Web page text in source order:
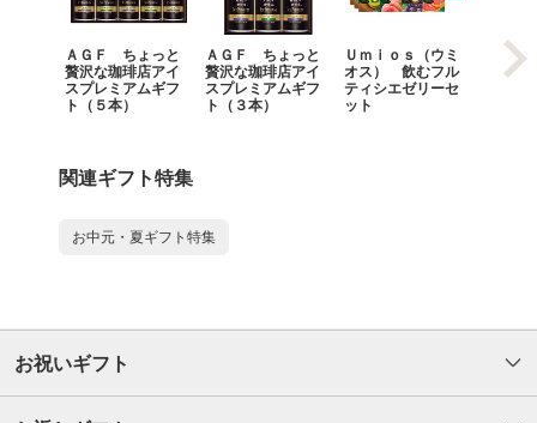
ＡＧＦ ちょっと
贅沢な珈琲店アイ
スプレミアムギフ
ト（５本）
ＡＧＦ ちょっと
贅沢な珈琲店アイ
スプレミアムギフ
ト（３本）
Ｕｍｉｏｓ（ウミ
オス） 飲むフル
ティシエゼリーセ
ット
モロ
ロイヤ
関連ギフト特集
お中元・夏ギフト特集
お祝いギフト